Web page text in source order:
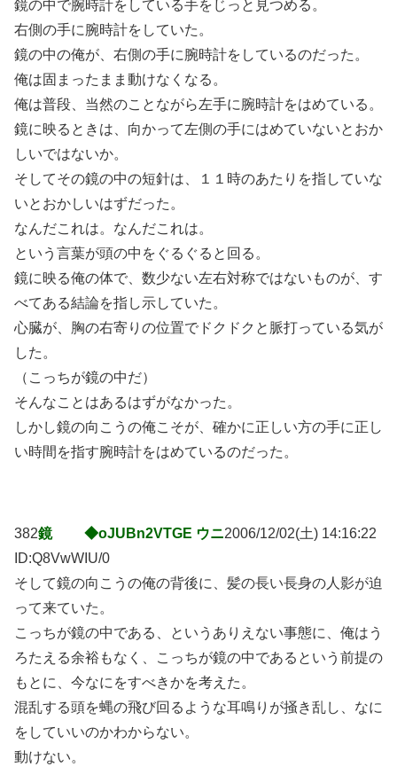
鏡の中で腕時計をしている手をじっと見つめる。
右側の手に腕時計をしていた。
鏡の中の俺が、右側の手に腕時計をしているのだった。
俺は固まったまま動けなくなる。
俺は普段、当然のことながら左手に腕時計をはめている。
鏡に映るときは、向かって左側の手にはめていないとおか
しいではないか。
そしてその鏡の中の短針は、１１時のあたりを指していな
いとおかしいはずだった。
なんだこれは。なんだこれは。
という言葉が頭の中をぐるぐると回る。
鏡に映る俺の体で、数少ない左右対称ではないものが、す
べてある結論を指し示していた。
心臓が、胸の右寄りの位置でドクドクと脈打っている気が
した。
（こっちが鏡の中だ）
そんなことはあるはずがなかった。
しかし鏡の向こうの俺こそが、確かに正しい方の手に正し
い時間を指す腕時計をはめているのだった。
382鏡 ◆oJUBn2VTGE ウニ2006/12/02(土) 14:16:22
ID:Q8VwWIU/0
そして鏡の向こうの俺の背後に、髪の長い長身の人影が迫
って来ていた。
こっちが鏡の中である、というありえない事態に、俺はう
ろたえる余裕もなく、こっちが鏡の中であるという前提の
もとに、今なにをすべきかを考えた。
混乱する頭を蝿の飛び回るような耳鳴りが掻き乱し、なに
をしていいのかわからない。
動けない。